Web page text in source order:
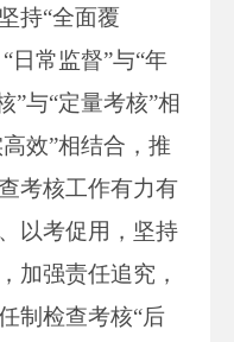
持“全面覆
日常监督”与“年
”与“定量考核”相
效”相结合，推
考核工作有力有
以考促用，坚持
加强责任追究，
制检查考核“后